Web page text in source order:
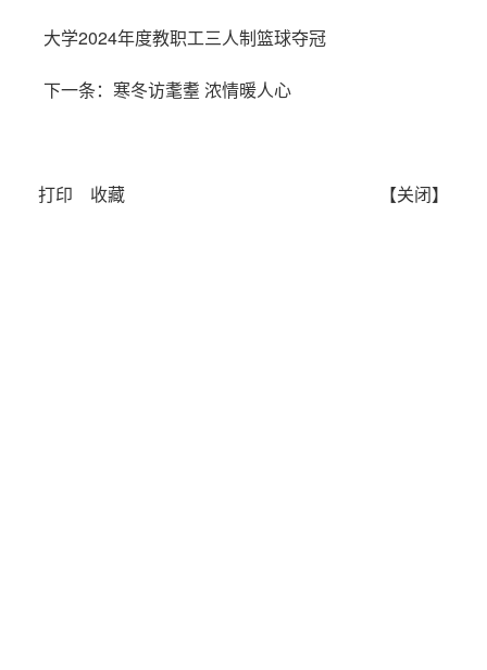
大学2024年度教职工三人制篮球夺冠
下一条： 寒冬访耄耋 浓情暖人心
【关闭】
打印 收藏